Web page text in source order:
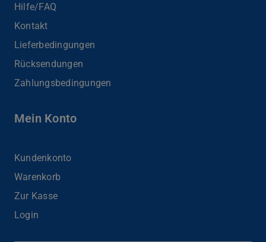
Hilfe/FAQ
Kontakt
Lieferbedingungen
Rücksendungen
Zahlungsbedingungen
Mein Konto
Kundenkonto
Warenkorb
Zur Kasse
Login